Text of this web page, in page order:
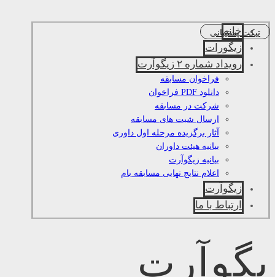
تیکت پشتیبانی
خانه
زیگورات
رویداد شماره ۲ زیگوآرت
فراخوان مسابقه
دانلود PDF فراخوان
شرکت در مسابقه
ارسال شیت های مسابقه
آثار برگزیده مرحله اول داوری
بیانیه هیئت داوران
بیانیه زیگوآرت
اعلام نتایج نهایی مسابقه بام
زیگوآرت
ارتباط با ما